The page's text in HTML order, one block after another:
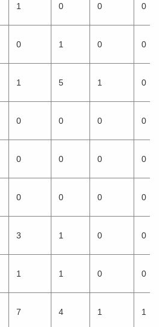
1 0 0 0
0 1 0 0
1 5 1 0
0 0 0 0
0 0 0 0
0 0 0 0
3 1 0 0
1 1 0 0
7 4 1 1